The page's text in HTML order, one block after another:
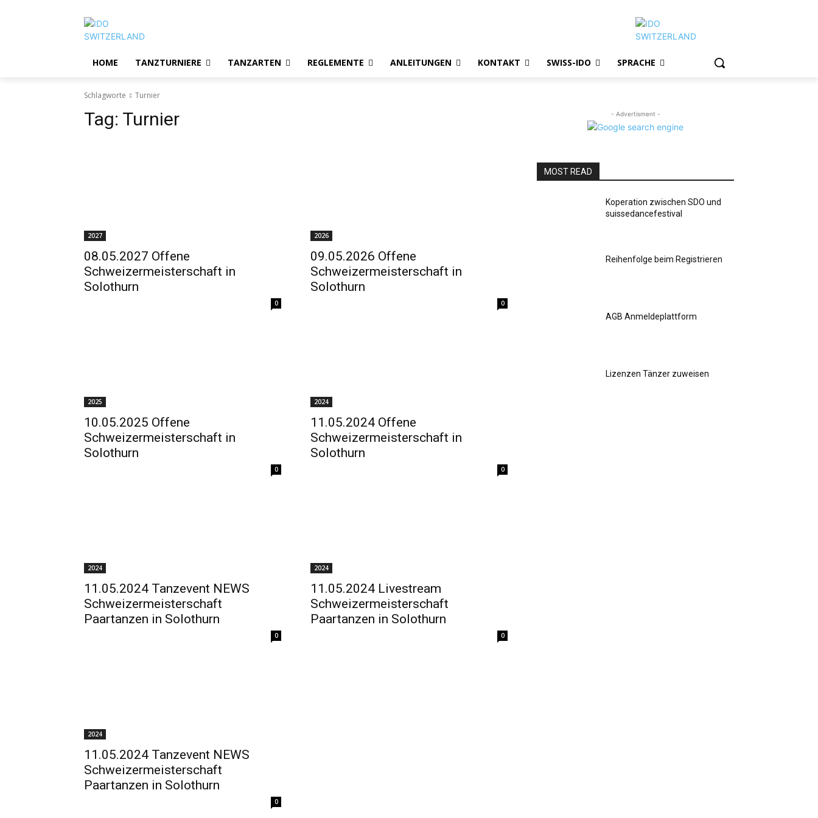
HOME TANZTURNIERE TANZARTEN REGLEMENTE ANLEITUNGEN KONTAKT SWISS-IDO SPRACHE
Schlagworte Turnier
Tag: Turnier
2027
08.05.2027 Offene
Schweizermeisterschaft in
Solothurn
0
2026
09.05.2026 Offene
Schweizermeisterschaft in
Solothurn
0
2025
10.05.2025 Offene
Schweizermeisterschaft in
Solothurn
0
2024
11.05.2024 Offene
Schweizermeisterschaft in
Solothurn
0
2024
11.05.2024 Tanzevent NEWS
Schweizermeisterschaft
Paartanzen in Solothurn
0
2024
11.05.2024 Livestream
Schweizermeisterschaft
Paartanzen in Solothurn
0
2024
11.05.2024 Tanzevent NEWS
Schweizermeisterschaft
Paartanzen in Solothurn
0
- Advertisment -
MOST READ
Koperation zwischen SDO und
suissedancefestival
Reihenfolge beim Registrieren
AGB Anmeldeplattform
Lizenzen Tänzer zuweisen